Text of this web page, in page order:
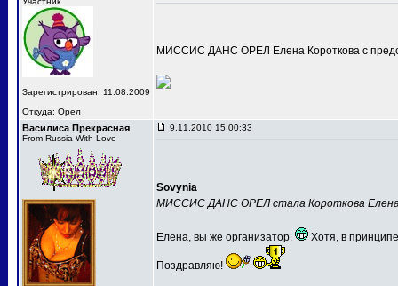
Зарегистрирован: 11.08.2009
Откуда: Орел
МИССИС ДАНС ОРЕЛ Елена Короткова с
Василиса Прекрасная
From Russia With Love
9.11.2010 15:00:33
Sovynia
МИССИС ДАНС ОРЕЛ стала Короткова
Елена, вы же организатор. Хотя, в
Поздравляю!